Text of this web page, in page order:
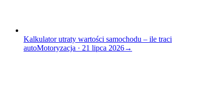
Kalkulator utraty wartości samochodu – ile traci
autoMotoryzacja · 21 lipca 2026→